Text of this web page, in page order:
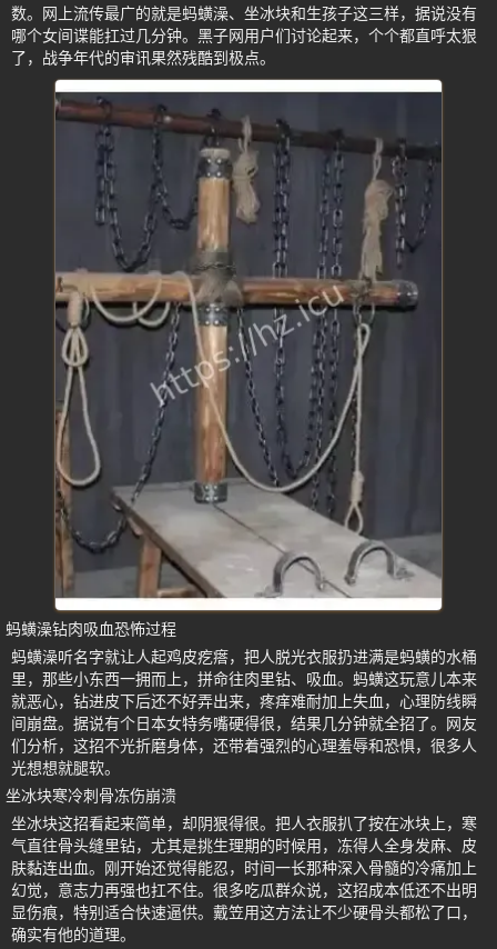
数。网上流传最广的就是蚂蟥澡、坐冰块和生孩子这三样，据说没有
哪个女间谍能扛过几分钟。黑子网用户们讨论起来，个个都直呼太狠
了，战争年代的审讯果然残酷到极点。
蚂蟥澡钻肉吸血恐怖过程
蚂蟥澡听名字就让人起鸡皮疙瘩，把人脱光衣服扔进满是蚂蟥的水桶
里，那些小东西一拥而上，拼命往肉里钻、吸血。蚂蟥这玩意儿本来
就恶心，钻进皮下后还不好弄出来，疼痒难耐加上失血，心理防线瞬
间崩盘。据说有个日本女特务嘴硬得很，结果几分钟就全招了。网友
们分析，这招不光折磨身体，还带着强烈的心理羞辱和恐惧，很多人
光想想就腿软。
坐冰块寒冷刺骨冻伤崩溃
坐冰块这招看起来简单，却阴狠得很。把人衣服扒了按在冰块上，寒
气直往骨头缝里钻，尤其是挑生理期的时候用，冻得人全身发麻、皮
肤黏连出血。刚开始还觉得能忍，时间一长那种深入骨髓的冷痛加上
幻觉，意志力再强也扛不住。很多吃瓜群众说，这招成本低还不出明
显伤痕，特别适合快速逼供。戴笠用这方法让不少硬骨头都松了口，
确实有他的道理。